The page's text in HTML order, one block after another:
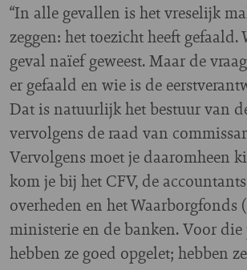
“In alle gevallen is het vreselijk
zeggen: het toezicht heeft
geval naïef geweest. Maar de
er gefaald en wie is de
Dat is natuurlijk het bestuur van
vervolgens de raad van
Vervolgens moet je daaromheen
kom je bij het CFV, de
overheden en het Waarborgfonds
ministerie en de banken. Voor
hebben ze goed opgelet; hebben